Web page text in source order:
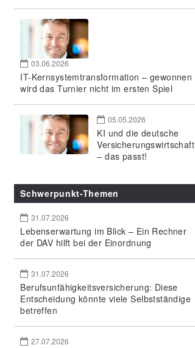
03.06.2026
IT-Kernsystemtransformation – gewonnen
wird das Turnier nicht im ersten Spiel
05.05.2026
KI und die deutsche
Versicherungswirtschaft
– das passt!
Schwerpunkt-Themen
31.07.2026
Lebenserwartung im Blick – Ein Rechner
der DAV hilft bei der Einordnung
31.07.2026
Berufsunfähigkeitsversicherung: Diese
Entscheidung könnte viele Selbstständige
betreffen
27.07.2026